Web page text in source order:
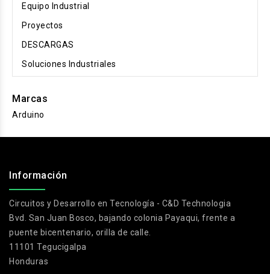
Equipo Industrial
Proyectos
DESCARGAS
Soluciones Industriales
Marcas
Arduino
Información
Circuitos y Desarrollo en Tecnología - C&D Technologia
Bvd. San Juan Bosco, bajando colonia Payaqui, frente a
puente bicentenario, orilla de calle.
11101 Tegucigalpa
Honduras